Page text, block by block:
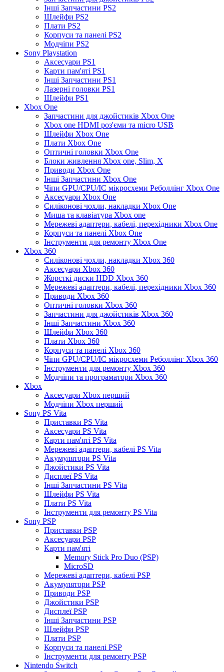
Інші Запчастини PS2
Шлейфи PS2
Плати PS2
Корпуси та панелі PS2
Модчіпи PS2
Sony Playstation
Аксесуари PS1
Карти пам'яті PS1
Інші Запчастини PS1
Лазерні головки PS1
Шлейфи PS1
Xbox One
Запчастини для джойстиків Xbox One
Xbox one HDMI роз'єми та micro USB
Шлейфи Xbox One
Плати Xbox One
Оптичні головки Xbox One
Блоки живлення Xbox one, Slim, X
Приводи Xbox One
Інші Запчастини Xbox One
Чіпи GPU/CPU/IC мікросхеми Реболлінг Xbox One
Аксесуари Xbox One
Силіконові чохли, накладки Xbox One
Миша та клавіатура Xbox one
Мережеві адаптери, кабелі, перехідники Xbox One
Корпуси та панелі Xbox One
Інструменти для ремонту Xbox One
Xbox 360
Силіконові чохли, накладки Xbox 360
Аксесуари Xbox 360
Жорсткі диски HDD Xbox 360
Мережеві адаптери, кабелі, перехідники Xbox 360
Приводи Xbox 360
Оптичні головки Xbox 360
Запчастини для джойстиків Xbox 360
Інші Запчастини Xbox 360
Шлейфи Xbox 360
Плати Xbox 360
Корпуси та панелі Xbox 360
Чіпи GPU/CPU/IC мікросхеми Реболлінг Xbox 360
Інструменти для ремонту Xbox 360
Модчіпи та програматори Xbox 360
Xbox
Аксесуари Xbox перший
Модчіпи Xbox перший
Sony PS Vita
Приставки PS Vita
Аксесуари PS Vita
Карти пам'яті PS Vita
Мережеві адаптери, кабелі PS Vita
Акумулятори PS Vita
Джойстики PS Vita
Дисплеї PS Vita
Інші Запчастини PS Vita
Шлейфи PS Vita
Плати PS Vita
Інструменти для ремонту PS Vita
Sony PSP
Приставки PSP
Аксесуари PSP
Карти пам'яті
Memory Stick Pro Duo (PSP)
MicroSD
Мережеві адаптери, кабелі PSP
Акумулятори PSP
Приводи PSP
Джойстики PSP
Дисплеї PSP
Інші Запчастини PSP
Шлейфи PSP
Плати PSP
Корпуси та панелі PSP
Інструменти для ремонту PSP
Nintendo Switch